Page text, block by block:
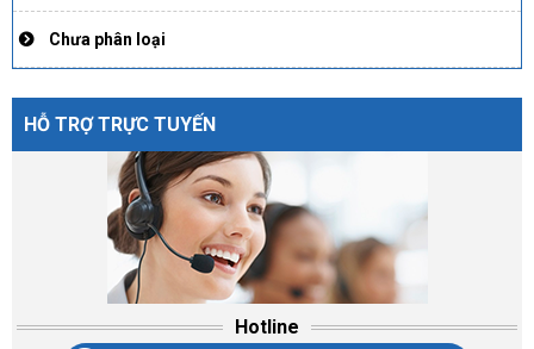
Chưa phân loại
HỖ TRỢ TRỰC TUYẾN
Hotline